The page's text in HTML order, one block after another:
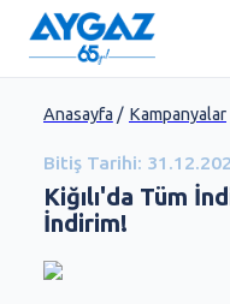
Anasayfa / Kampanyalar
Bitiş Tarihi:
Kiğılı'da Tüm
İndirim!